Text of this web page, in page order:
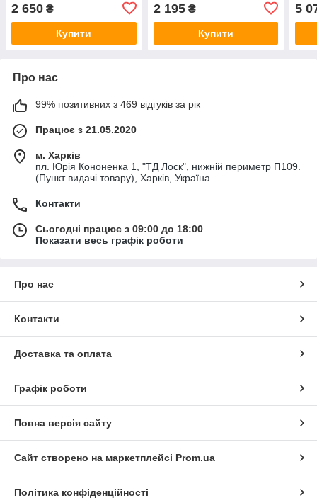
2 650 ₴
Купити
2 195₴
Купити
5
Про нас
99% позитивних з 469 відгуків за рік
Працює з 21.05.2020
м. Харків
пл. Юрія Кононенка 1, "ТД Лоск", нижній периметр П109.
(Пункт видачі товару), Харків, Україна
Контакти
Сьогодні працює з 09:00 до 18:00
Показати весь графік роботи
Про нас
Контакти
Доставка та оплата
Графік роботи
Повна версія сайту
Сайт створено на маркетплейсі Prom.ua
Політика конфіденційності